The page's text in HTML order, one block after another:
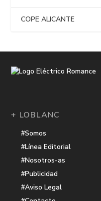
COPE ALICANTE
+ LOBLANC
#Somos
#Línea Editorial
#Nosotros-as
#Publicidad
#Aviso Legal